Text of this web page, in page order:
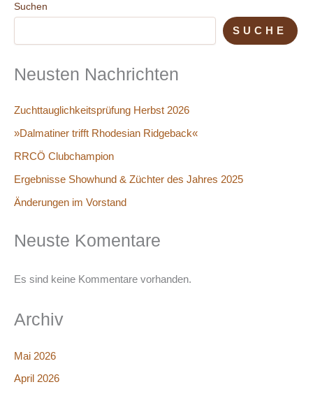
Suchen
SUCHE
Neusten Nachrichten
Zuchttauglichkeitsprüfung Herbst 2026
»Dalmatiner trifft Rhodesian Ridgeback«
RRCÖ Clubchampion
Ergebnisse Showhund & Züchter des Jahres 2025
Änderungen im Vorstand
Neuste Komentare
Es sind keine Kommentare vorhanden.
Archiv
Mai 2026
April 2026